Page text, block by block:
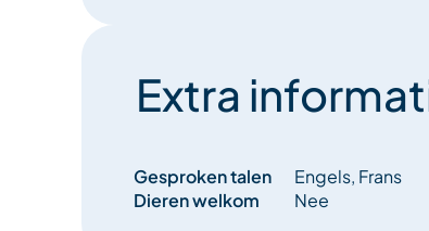
Telefoon vullingen
Uitleen van sneeuwschoppen
Extra
Gesproken talen
Engels, Frans
Dieren welkom
Nee